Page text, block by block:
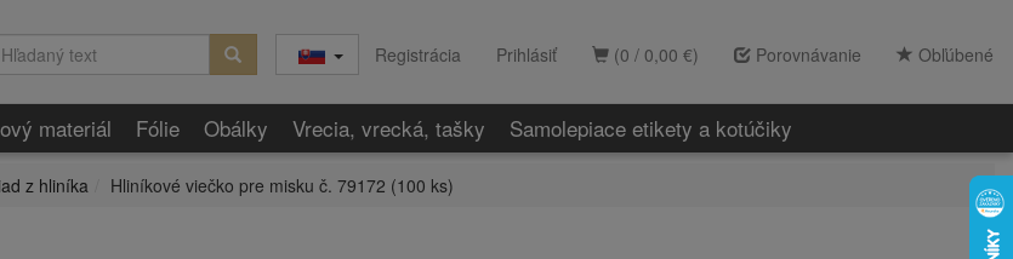
(0 / 0,00 €) Porovnávanie Obľúbené
Registrácia Prihlásiť
materiál Fólie Obálky Vrecia, vrecká, tašky Samolepiace etikety a kotúčiky
z hliníka Hliníkové viečko pre misku č. 79172 (100 ks)